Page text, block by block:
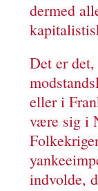
dermed
Det er
eller i
være sig i
indvolde,